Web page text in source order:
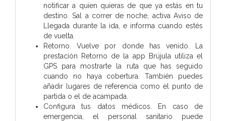
notificar a quien quieras de que ya estás en tu
destino. Sal a correr de noche, activa Aviso de
Llegada durante la ida, e informa cuando estés
de vuelta.
Retorno. Vuelve por donde has venido. La
prestación Retorno de la app Brújula utiliza el
GPS para mostrarte la ruta que has seguido
cuando no haya cobertura. También puedes
añadir lugares de referencia como el punto de
partida o el de acampada.
Configura tus datos médicos. En caso de
emergencia, el personal sanitario puede